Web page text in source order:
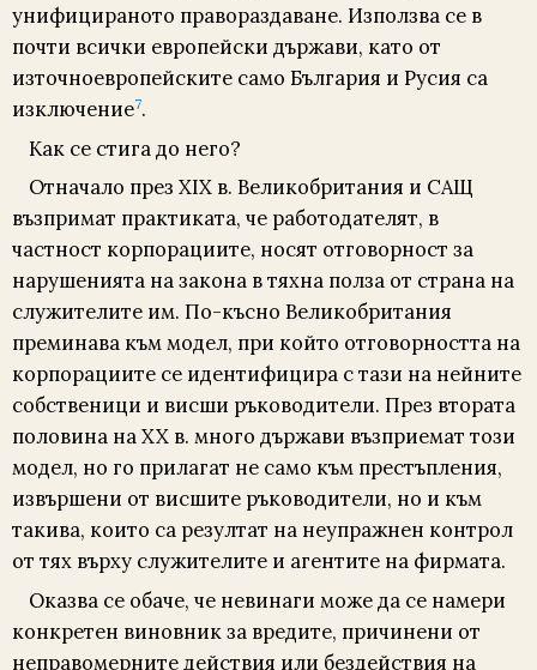
унифицираното правораздаване. Използва се в
почти всички европейски държави, като от
източноевропейските само България и Русия са
изключение7.
Как се стига до него?
Отначало през XIX в. Великобритания и САЩ
възпримат практиката, че работодателят, в
частност корпорациите, носят отговорност за
нарушенията на закона в тяхна полза от страна на
служителите им. По-късно Великобритания
преминава към модел, при който отговорността на
корпорациите се идентифицира с тази на нейните
собственици и висши ръководители. През втората
половина на XX в. много държави възприемат този
модел, но го прилагат не само към престъпления,
извършени от висшите ръководители, но и към
такива, които са резултат на неупражнен контрол
от тях върху служителите и агентите на фирмата.
Оказва се обаче, че невинаги може да се намери
конкретен виновник за вредите, причинени от
неправомерните действия или бездействия на